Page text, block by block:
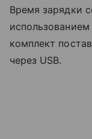
Время зарядки
комплект
через USB.